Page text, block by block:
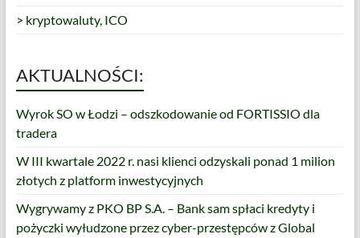
> kryptowaluty, ICO
AKTUALNOŚCI:
Wyrok SO w Łodzi – odszkodowanie od FORTISSIO dla
tradera
W III kwartale 2022 r. nasi klienci odzyskali ponad 1 milion
złotych z platform inwestycyjnych
Wygrywamy z PKO BP S.A. – Bank sam spłaci kredyty i
pożyczki wyłudzone przez cyber-przestępców z Global